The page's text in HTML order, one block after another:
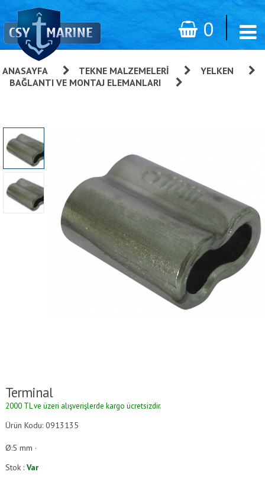
0
ANASAYFA TEKNE MALZEMELERI
YELKEN
BAĞLANTI VE MONTAJ ELEMANLARI
Terminal
2000 TL ve üzeri alışverişlerde kargo ücretsizdir.
Ürün Kodu: 0913135
Ø:5 mm ·
Stok :Var